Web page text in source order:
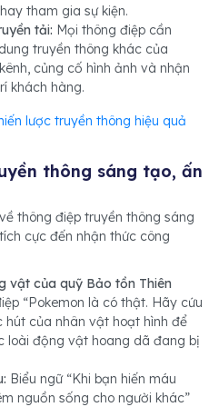
tham gia sự kiện.
tải: Mọi thông điệp cần
truyền thông khác của
củng cố hình ảnh và nhận
khách hàng.
lược truyền thông hiệu quả
thông sáng tạo, ấn
thông điệp truyền thông sáng
cực đến nhận thức công
vật của quỹ Bảo tồn Thiên
“Pokemon là có thật. Hãy cứu
hút của nhân vật hoạt hình để
loài động vật hoang dã đang bị
Biểu ngữ “Khi bạn hiến máu
nguồn sống cho người khác”